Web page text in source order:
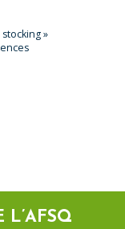
»
L’AFSQ